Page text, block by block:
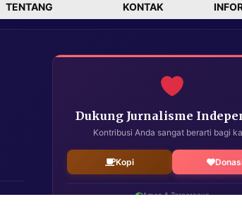
TENTANG KONTAK
Dukung Jurnalisme
Kontribusi Anda sangat berarti bagi
Kopi
Aman & Terpercaya